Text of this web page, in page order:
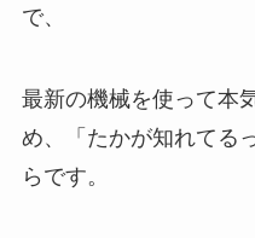
で、
最新の機械を使って本
め、「たかが知れてる
らです。